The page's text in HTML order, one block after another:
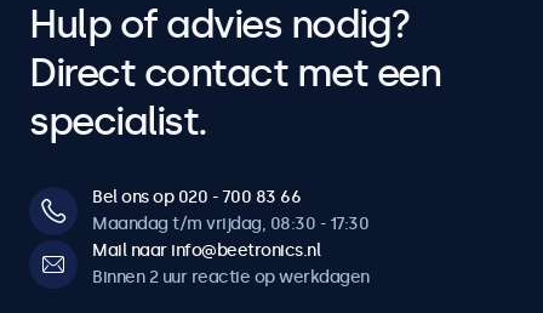
Hulp of advies nodig?
Direct contact met een
specialist.
Bel ons op 020 - 700 83 66
Maandag t/m vrijdag, 08:30 - 17:30
Mail naar info@beetronics.nl
Binnen 2 uur reactie op werkdagen